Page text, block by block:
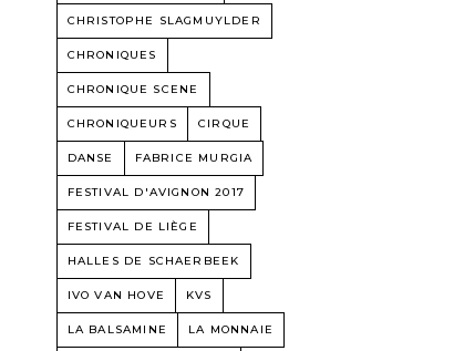
CHRISTOPHE SLAGMUYLDER
CHRONIQUES
CHRONIQUE SCENE
CHRONIQUEURS CIRQUE
DANSE FABRICE MURGIA
FESTIVAL D'AVIGNON 2017
FESTIVAL DE LIÈGE
HALLES DE SCHAERBEEK
IVO VAN HOVE KVS
LA BALSAMINE LA MONNAIE